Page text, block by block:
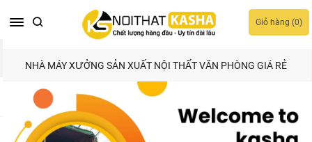
Giỏ hàng (0)
NHÀ MÁY XƯỞNG SẢN XUẤT NỘI THẤT VĂN PHÒNG GIÁ RẺ